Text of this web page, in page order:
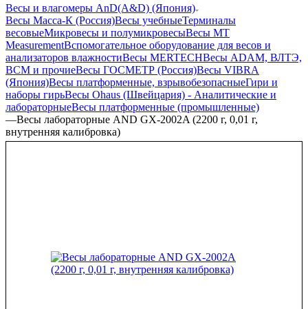
Весы и влагомеры AnD(A&D) (Япония)
Весы Масса-К (Россия)Весы учебныеТерминалы
весовыеМикровесы и полумикровесыВесы MT
MeasurementВспомогательное оборудование для весов и
анализаторов влажностиВесы MERTECHВесы ADAM, ВЛТЭ,
BCM и прочиеВесы ГОСМЕТР (Россия)Весы VIBRA
(Япония)Весы платформенные, взрывобезопасныеГири и
наборы гирьВесы Ohaus (Швейцария) - Аналитические и
лабораторныеВесы платформенные (промышленные)
—Весы лабораторные AND GX-2002A (2200 г, 0,01 г,
внутренняя калибровка)